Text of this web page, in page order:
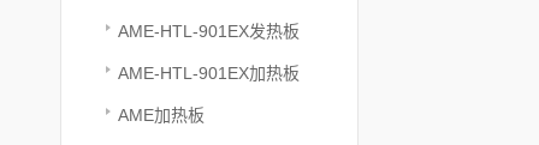
AME-HTL-901EX发热板
AME-HTL-901EX加热板
AME加热板